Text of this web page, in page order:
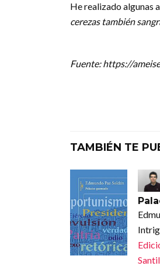
He realizado algunas
cerezas también
Fuente: https://
TAMBIÉN TE